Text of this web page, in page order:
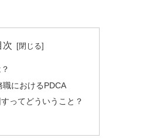
次
職におけるPDCA
ってどういうこと？